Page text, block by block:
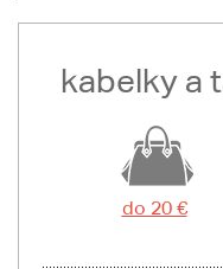
kabelky a
do 20 €